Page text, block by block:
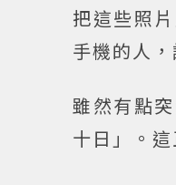
把這些照
手機的人
雖然有點
十日」。